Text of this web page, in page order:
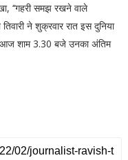
‘‘गहरी समझ रखने वाले
ने शुक्रवार रात इस दुनिया
आज शाम 3.30 बजे उनका अंतिम